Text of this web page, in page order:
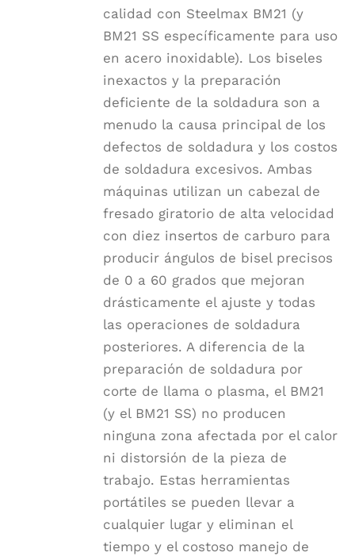
calidad con Steelmax BM21 (y
BM21 SS específicamente para uso
en acero inoxidable). Los biseles
inexactos y la preparación
deficiente de la soldadura son a
menudo la causa principal de los
defectos de soldadura y los costos
de soldadura excesivos. Ambas
máquinas utilizan un cabezal de
fresado giratorio de alta velocidad
con diez insertos de carburo para
producir ángulos de bisel precisos
de 0 a 60 grados que mejoran
drásticamente el ajuste y todas
las operaciones de soldadura
posteriores. A diferencia de la
preparación de soldadura por
corte de llama o plasma, el BM21
(y el BM21 SS) no producen
ninguna zona afectada por el calor
ni distorsión de la pieza de
trabajo. Estas herramientas
portátiles se pueden llevar a
cualquier lugar y eliminan el
tiempo y el costoso manejo de